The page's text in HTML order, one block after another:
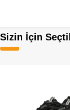
Sizin İçin